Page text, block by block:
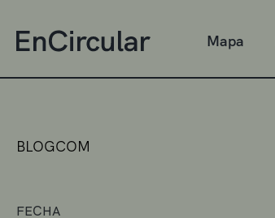
Mapa
BLOGCOM
FECHA